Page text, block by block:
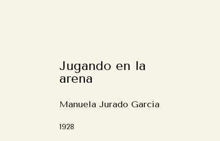
Jugando en la
arena
Manuela Jurado García
1928